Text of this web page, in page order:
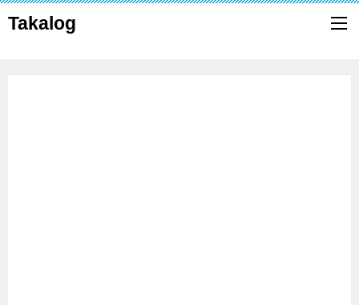
Takalog